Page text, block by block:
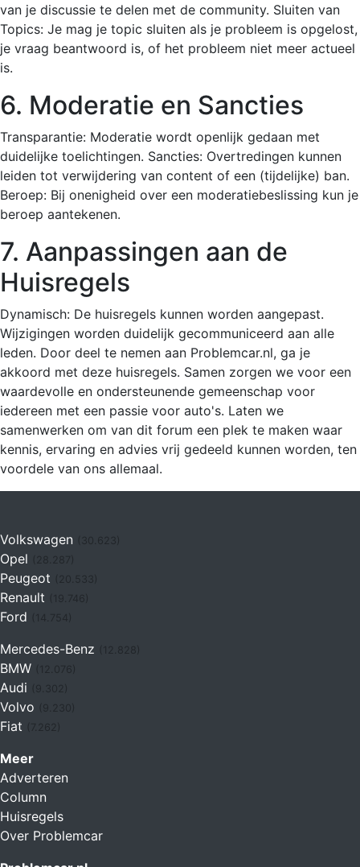
van je discussie te delen met de community. Sluiten van
Topics: Je mag je topic sluiten als je probleem is opgelost,
je vraag beantwoord is, of het probleem niet meer actueel
is.
6. Moderatie en Sancties
Transparantie: Moderatie wordt openlijk gedaan met
duidelijke toelichtingen. Sancties: Overtredingen kunnen
leiden tot verwijdering van content of een (tijdelijke) ban.
Beroep: Bij onenigheid over een moderatiebeslissing kun je
beroep aantekenen.
7. Aanpassingen aan de
Huisregels
Dynamisch: De huisregels kunnen worden aangepast.
Wijzigingen worden duidelijk gecommuniceerd aan alle
leden. Door deel te nemen aan Problemcar.nl, ga je
akkoord met deze huisregels. Samen zorgen we voor een
waardevolle en ondersteunende gemeenschap voor
iedereen met een passie voor auto's. Laten we
samenwerken om van dit forum een plek te maken waar
kennis, ervaring en advies vrij gedeeld kunnen worden, ten
voordele van ons allemaal.
Volkswagen (30.623)
Opel
Peugeot
Renault (19.746)
Ford (14.754)
Mercedes-Benz
BMW (12.076)
Audi
Volvo
Fiat (7.262)
Meer
Adverteren
Column
Huisregels
Over Problemcar